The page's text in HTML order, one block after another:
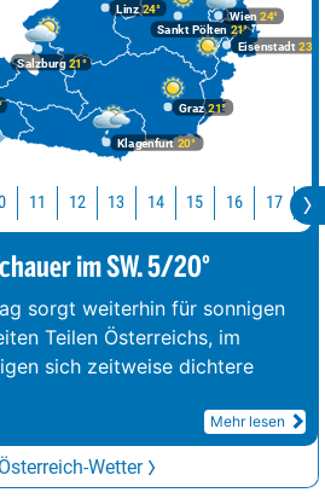
Graz21°
Klagenfurt 20°
Linz24°
Salzburg21°
Wien 24°
Eisenstadt 23°
Sankt Pölten 21°
11 12 13 14 15 16 17 18
im SW. 5/20°
sorgt weiterhin für sonnigen
Teilen Österreichs, im
sich zeitweise dichtere
Mehr lesen
Wetter